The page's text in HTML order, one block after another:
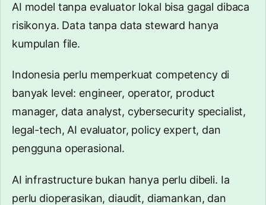
AI model tanpa evaluator lokal bisa gagal dibaca
risikonya. Data tanpa data steward hanya
kumpulan file.
Indonesia perlu memperkuat competency di
banyak level: engineer, operator, product
manager, data analyst, cybersecurity specialist,
legal-tech, AI evaluator, policy expert, dan
pengguna operasional.
AI infrastructure bukan hanya perlu dibeli. Ia
perlu dioperasikan, diaudit, diamankan, dan